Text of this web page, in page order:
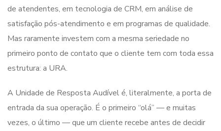
de atendentes, em tecnologia de CRM, em análise de
satisfação pós-atendimento e em programas de qualidade.
Mas raramente investem com a mesma seriedade no
primeiro ponto de contato que o cliente tem com toda essa
estrutura: a URA.
A Unidade de Resposta Audível é, literalmente, a porta de
entrada da sua operação. É o primeiro “olá” — e muitas
vezes, o último — que um cliente recebe antes de decidir